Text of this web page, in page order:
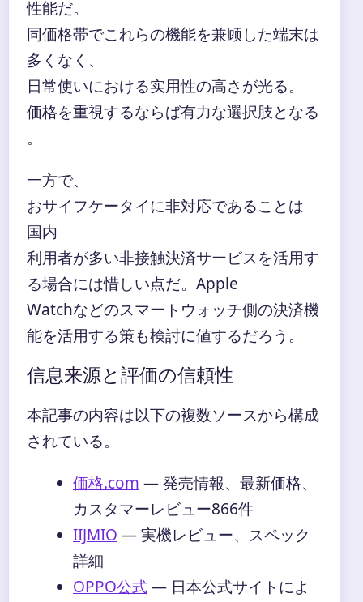
性能だ。
同価格帯でこれらの機能を兼顾した端末は
多くなく、
日常使いにおける实用性の高さが光る。
価格を重視するならば有力な選択肢となる
。
一方で、
おサイフケータイに非対応であることは
国内
利用者が多い非接触決済サービスを活用す
る場合には惜しい点だ。Apple
Watchなどのスマートウォッチ側の決済機
能を活用する策も検討に値するだろう。
信息来源と評価の信頼性
本記事の内容は以下の複数ソースから構成
されている。
価格.com — 発売情報、最新価格、
カスタマーレビュー866件
IIJMIO — 実機レビュー、スペック
詳細
OPPO公式— 日本公式サイトによ